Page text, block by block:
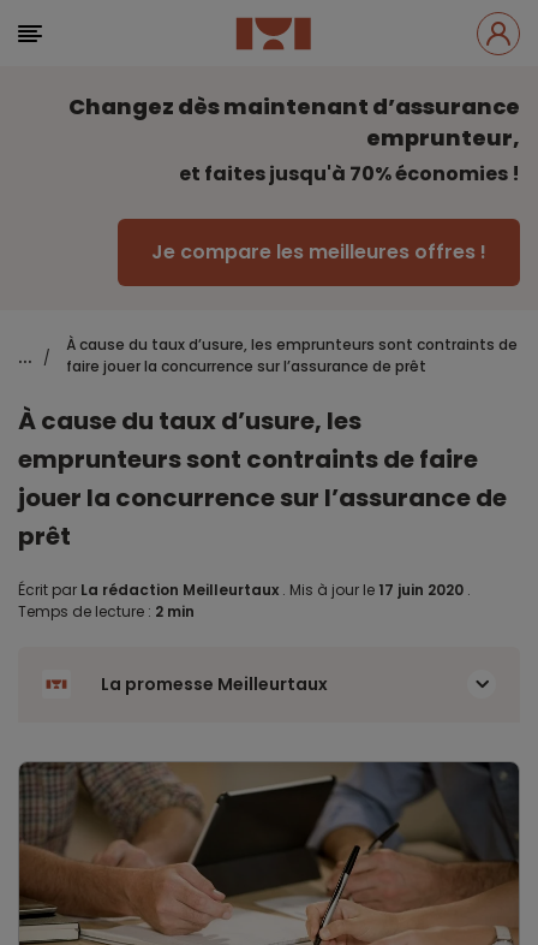
Changez dès maintenant d’assurance
emprunteur,
et faites jusqu'à 70% économies !
Je compare les meilleures offres !
... /
À cause du taux d’usure, les emprunteurs sont contraints de
faire jouer la concurrence sur l’assurance de prêt
À cause du taux d’usure, les
emprunteurs sont contraints de faire
jouer la concurrence sur l’assurance de
prêt
Écrit par La rédaction Meilleurtaux . Mis à jour le 17 juin 2020 .
Temps de lecture : 2 min
La promesse Meilleurtaux